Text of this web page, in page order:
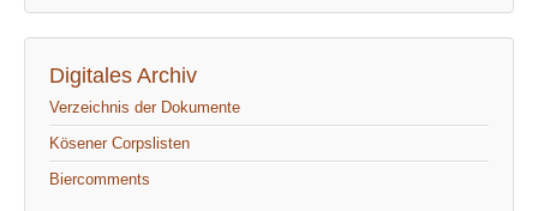
Digitales Archiv
Verzeichnis der Dokumente
Kösener Corpslisten
Biercomments